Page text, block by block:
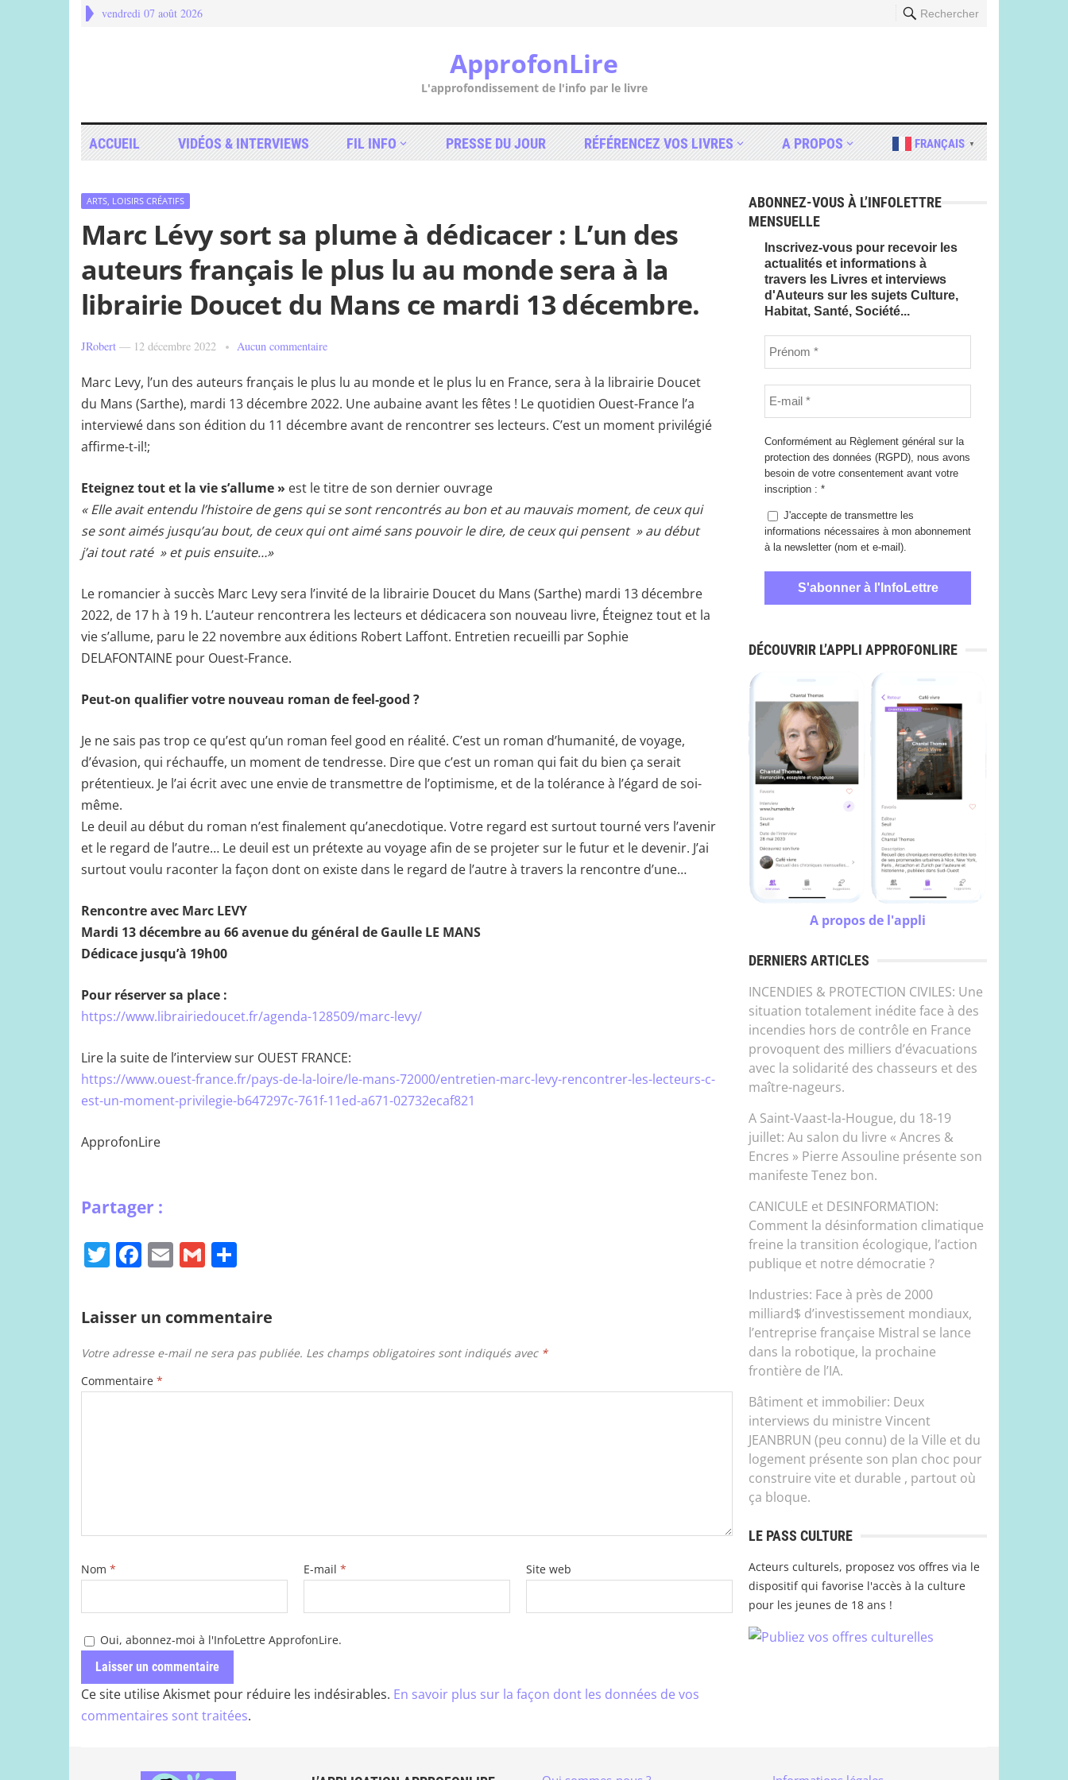
vendredi 07 août 2026 Rechercher
ApprofonLire
L'approfondissement de l'info par le livre
ACCUEIL VIDÉOS & INTERVIEWS FIL INFO PRESSE DU JOUR RÉFÉRENCEZ VOS LIVRES A PROPOS FRANÇAIS ▼
ARTS, LOISIRS CRÉATIFS
Marc Lévy sort sa plume à dédicacer : L’un des
auteurs français le plus lu au monde sera à la
librairie Doucet du Mans ce mardi 13 décembre.
JRobert — 12 décembre 2022 Aucun commentaire
Marc Levy, l’un des auteurs français le plus lu au monde et le plus lu en France, sera à la librairie Doucet
du Mans (Sarthe), mardi 13 décembre 2022. Une aubaine avant les fêtes ! Le quotidien Ouest-France l’a
interviewé dans son édition du 11 décembre avant de rencontrer ses lecteurs. C’est un moment privilégié
affirme-t-il!;
Eteignez tout et la vie s’allume » est le titre de son dernier ouvrage
« Elle avait entendu l’histoire de gens qui se sont rencontrés au bon et au mauvais moment, de ceux qui
se sont aimés jusqu’au bout, de ceux qui ont aimé sans pouvoir le dire, de ceux qui pensent » au début
j’ai tout raté » et puis ensuite…»
Le romancier à succès Marc Levy sera l’invité de la librairie Doucet du Mans (Sarthe) mardi 13 décembre
2022, de 17 h à 19 h. L’auteur rencontrera les lecteurs et dédicacera son nouveau livre, Éteignez tout et la
vie s’allume, paru le 22 novembre aux éditions Robert Laffont. Entretien recueilli par Sophie
DELAFONTAINE pour Ouest-France.
Peut-on qualifier votre nouveau roman de feel-good ?
Je ne sais pas trop ce qu’est qu’un roman feel good en réalité. C’est un roman d’humanité, de voyage,
d’évasion, qui réchauffe, un moment de tendresse. Dire que c’est un roman qui fait du bien ça serait
prétentieux. Je l’ai écrit avec une envie de transmettre de l’optimisme, et de la tolérance à l’égard de soi-
même.
Le deuil au début du roman n’est finalement qu’anecdotique. Votre regard est surtout tourné vers l’avenir
et le regard de l’autre… Le deuil est un prétexte au voyage afin de se projeter sur le futur et le devenir. J’ai
surtout voulu raconter la façon dont on existe dans le regard de l’autre à travers la rencontre d’une…
Rencontre avec Marc LEVY
Mardi 13 décembre au 66 avenue du général de Gaulle LE MANS
Dédicace jusqu’à 19h00
Pour réserver sa place :
https://www.librairiedoucet.fr/agenda-128509/marc-levy/
Lire la suite de l’interview sur OUEST FRANCE:
https://www.ouest-france.fr/pays-de-la-loire/le-mans-72000/entretien-marc-levy-rencontrer-les-lecteurs-c-
est-un-moment-privilegie-b647297c-761f-11ed-a671-02732ecaf821
ApprofonLire
T
itt
er
F
c
e
b
o
E
ai
l
G
ai
l
ta
g
er
Laisser un commentaire
Votre adresse e-mail ne sera pas publiée. Les champs obligatoires sont indiqués avec *
Commentaire *
Nom * E-mail * Site web
Oui, abonnez-moi à l'InfoLettre ApprofonLire.
Ce site utilise Akismet pour réduire les indésirables. En savoir plus sur la façon dont les données de vos
commentaires sont traitées.
ABONNEZ-VOUS À L’INFOLETTRE
MENSUELLE
Inscrivez-vous pour recevoir les
actualités et informations à
travers les Livres et interviews
d'Auteurs sur les sujets Culture,
Habitat, Santé, Société...
Conformément au Règlement général sur la
protection des données (RGPD), nous avons
besoin de votre consentement avant votre
inscription : *
J'accepte de transmettre les
informations nécessaires à mon abonnement
à la newsletter (nom et e-mail).
DÉCOUVRIR L’APPLI APPROFONLIRE
A propos de l'appli
DERNIERS ARTICLES
INCENDIES & PROTECTION CIVILES: Une
situation totalement inédite face à des
incendies hors de contrôle en France
provoquent des milliers d’évacuations
avec la solidarité des chasseurs et des
maître-nageurs.
A Saint-Vaast-la-Hougue, du 18-19
juillet: Au salon du livre « Ancres &
Encres » Pierre Assouline présente son
manifeste Tenez bon.
CANICULE et DESINFORMATION:
Comment la désinformation climatique
freine la transition écologique, l’action
publique et notre démocratie ?
Industries: Face à près de 2000
milliard$ d’investissement mondiaux,
l’entreprise française Mistral se lance
dans la robotique, la prochaine
frontière de l’IA.
Bâtiment et immobilier: Deux
interviews du ministre Vincent
JEANBRUN (peu connu) de la Ville et du
logement présente son plan choc pour
construire vite et durable , partout où
ça bloque.
LE PASS CULTURE
Acteurs culturels, proposez vos offres via le
dispositif qui favorise l'accès à la culture
pour les jeunes de 18 ans !